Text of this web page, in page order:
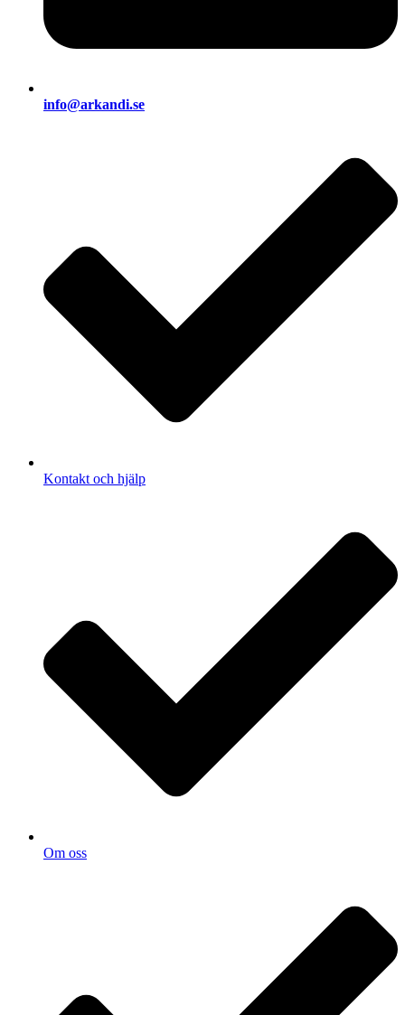
info@arkandi.se
Kontakt och hjälp
Om oss